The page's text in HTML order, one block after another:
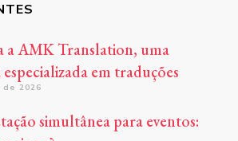
a AMK Translation, uma
em traduções
2026
simultânea para eventos: